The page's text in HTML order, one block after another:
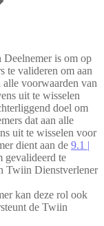
is om op
te valideren om aan
voorwaarden van
uit te wisselen
doel om
dat aan alle
uit te wisselen voor
dient aan de 9.1 |
gevalideerd te
Twiin Dienstverlener
kan deze rol ook
de Twiin